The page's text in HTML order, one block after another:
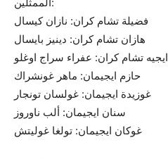
فضيلة تشام كران: نازان كيسال
هازان تشام كران: دينيز بايسال
ايجيه تشام كران: عفراء سراج اوغلو
حازم ايجيمان: ماهر غونشراك
غوزيدة ايجيمان: غولسان تونجار
سنان ايجيمان: ألب ناوروز
غوكان ايجيمان: تولغا غوليتش